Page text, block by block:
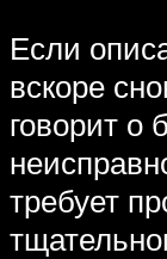
Если
вскоре
говорит о
требует